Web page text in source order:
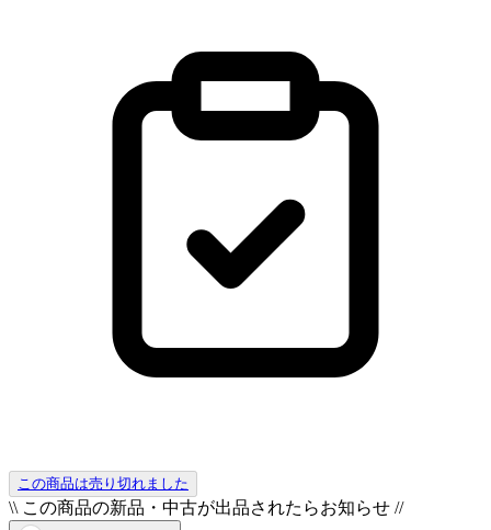
この商品は売り切れました
\\ この商品の新品・中古が出品されたらお知らせ //